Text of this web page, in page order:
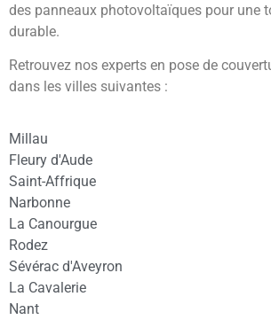
des panneaux photovoltaïques pour une
durable.
Retrouvez nos experts en pose de
dans les villes suivantes :
Millau
Fleury d'Aude
Saint-Affrique
Narbonne
La Canourgue
Rodez
Sévérac d'Aveyron
La Cavalerie
Nant